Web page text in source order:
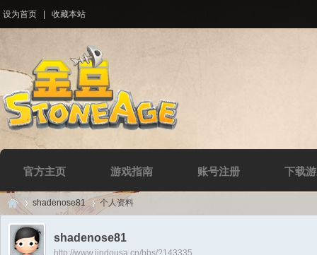
设为首页 收藏本站
官方主页 游戏指南 账号注册 下载
shadenose81 个人资料
shadenose81
http://www.jindousa.cn/bbs/?143335